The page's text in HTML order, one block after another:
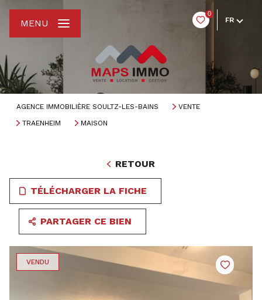
0
FR
MENU
AGENCE IMMOBILIÈRE SOULTZ-LES-BAINS
VENTE
TRAENHEIM
MAISON
RETOUR
TÉLÉCHARGER LA FICHE
PARTAGER CE BIEN
VENDU